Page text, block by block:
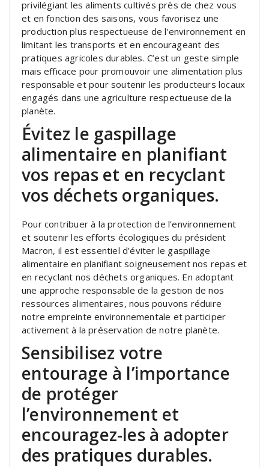
privilégiant les aliments cultivés près de chez vous
et en fonction des saisons, vous favorisez une
production plus respectueuse de l’environnement en
limitant les transports et en encourageant des
pratiques agricoles durables. C’est un geste simple
mais efficace pour promouvoir une alimentation plus
responsable et pour soutenir les producteurs locaux
engagés dans une agriculture respectueuse de la
planète.
Évitez le gaspillage
alimentaire en planifiant
vos repas et en recyclant
vos déchets organiques.
Pour contribuer à la protection de l’environnement
et soutenir les efforts écologiques du président
Macron, il est essentiel d’éviter le gaspillage
alimentaire en planifiant soigneusement nos repas et
en recyclant nos déchets organiques. En adoptant
une approche responsable de la gestion de nos
ressources alimentaires, nous pouvons réduire
notre empreinte environnementale et participer
activement à la préservation de notre planète.
Sensibilisez votre
entourage à l’importance
de protéger
l’environnement et
encouragez-les à adopter
des pratiques durables.